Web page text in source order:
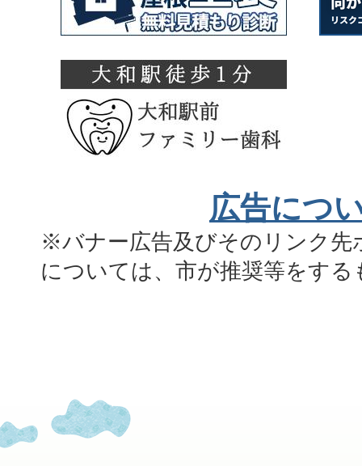
広告につ
※バナー広告及びそのリンク先
については、市が推奨等をす